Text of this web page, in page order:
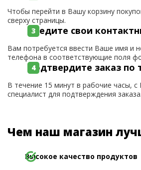
Чтобы перейти в Вашу корзину
сверху страницы.
Введите свои
Вам потребуется ввести Ваше имя и
телефона в соответствующие поля
Подтвердите заказ по
В течение 15 минут в рабочие часы,
специалист для подтверждения заказа.
Чем наш магазин
Высокое качество продуктов